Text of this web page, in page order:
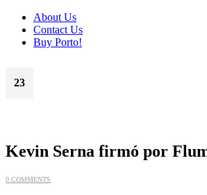
About Us
Contact Us
Buy Porto!
23
Kevin Serna firmó por
0 COMMENTS